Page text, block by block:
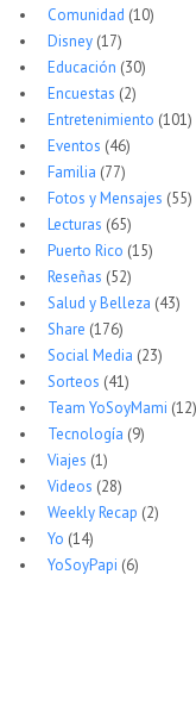
Comunidad (10)
Disney(17)
Educación (30)
Encuestas (2)
Entretenimiento (101)
Eventos (46)
Familia (77)
Fotos y Mensajes (55)
Lecturas (65)
Puerto Rico (15)
Reseñas (52)
Salud y Belleza (43)
Share (176)
Social Media (23)
Sorteos (41)
Team YoSoyMami (12)
Tecnología (9)
Viajes (1)
Videos (28)
Weekly Recap (2)
Yo (14)
YoSoyPapi (6)